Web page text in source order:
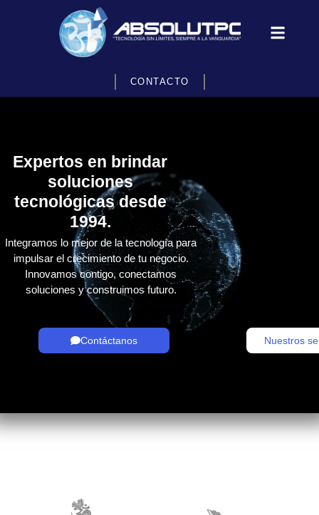
CONTACTO
Expertos en brindar
soluciones
tecnológicas desde
1994.
Integramos lo mejor de la tecnología para
impulsar el crecimiento de tu negocio.
Innovamos contigo, conectamos
soluciones y construimos futuro.
Contáctanos Nuestros